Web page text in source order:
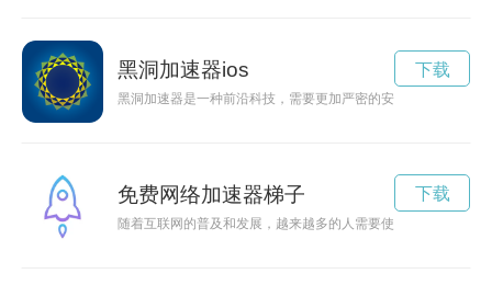
黑洞加速器ios
黑洞加速器是一种前沿科技，需要更加严密的安全保护。守护
下载
免费网络加速器梯子
随着互联网的普及和发展，越来越多的人需要使用梯子加速器
下载